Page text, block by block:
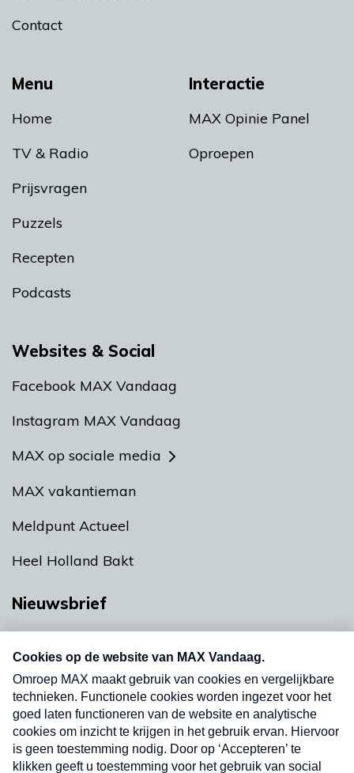
Menu
Home
TV & Radio
Prijsvragen
Puzzels
Recepten
Podcasts
Interactie
MAX Opinie Panel
Oproepen
Contact
Websites & Social
Facebook MAX Vandaag
Instagram MAX Vandaag
MAX op sociale media
MAX vakantieman
Meldpunt Actueel
Heel Holland Bakt
Nieuwsbrief
nieuwsbrief. Elke vrijdag- en dinsdagochtend in
uw mailbox.
Verzend